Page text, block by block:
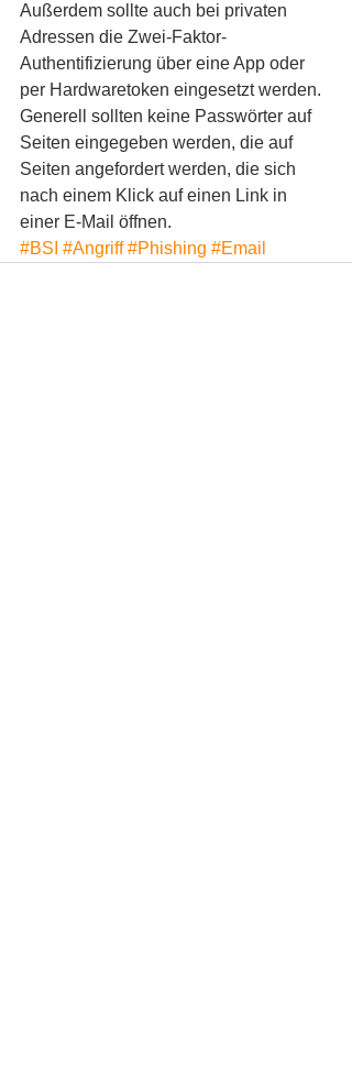
Außerdem sollte auch bei privaten
Adressen die Zwei-Faktor-
Authentifizierung über eine App oder
per Hardwaretoken eingesetzt werden.
Generell sollten keine Passwörter auf
Seiten eingegeben werden, die auf
Seiten angefordert werden, die sich
nach einem Klick auf einen Link in
einer E-Mail öffnen.
#BSI #Angriff #Phishing #Email